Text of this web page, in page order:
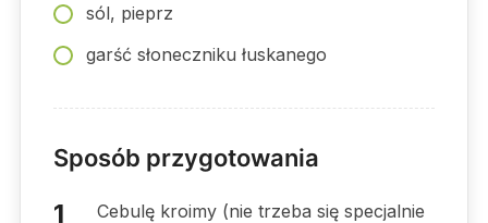
sól, pieprz
garść słoneczniku łuskanego
Sposób przygotowania
Cebulę kroimy (nie trzeba się specjalnie